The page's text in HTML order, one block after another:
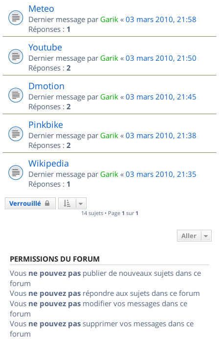
Meteo
Dernier message par Garik « 03 mars 2010, 21:58
Réponses : 1
Youtube
Dernier message par Garik « 03 mars 2010, 21:50
Réponses : 2
Dmotion
Dernier message par Garik « 03 mars 2010, 21:45
Réponses : 2
Pinkbike
Dernier message par Garik « 03 mars 2010, 21:38
Réponses : 2
Wikipedia
Dernier message par Garik « 03 mars 2010, 21:35
Réponses : 1
Verrouillé
14 sujets • Page 1 sur 1
Aller
PERMISSIONS DU FORUM
Vous ne pouvez pas publier de nouveaux sujets dans ce
forum
Vous ne pouvez pas répondre aux sujets dans ce forum
Vous ne pouvez pas modifier vos messages dans ce
forum
Vous ne pouvez pas supprimer vos messages dans ce
forum